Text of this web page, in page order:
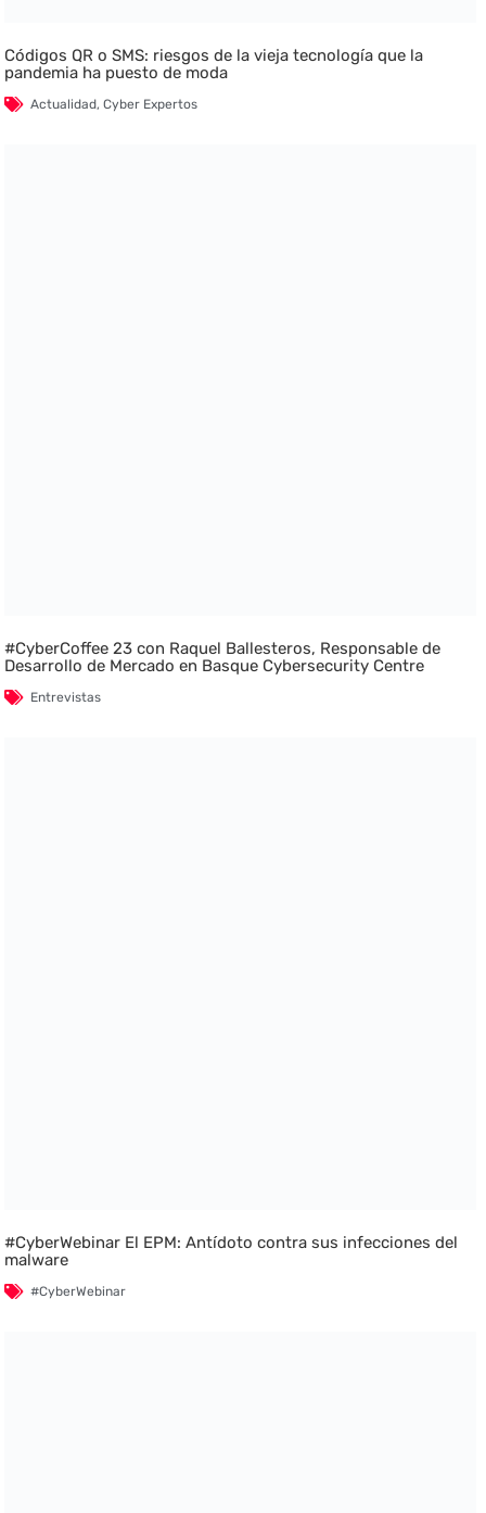
Códigos QR o SMS: riesgos de la vieja tecnología que la
pandemia ha puesto de moda
Actualidad,Cyber Expertos
#CyberCoffee 23 con Raquel Ballesteros, Responsable de
Desarrollo de Mercado en Basque Cybersecurity Centre
Entrevistas
#CyberWebinar El EPM: Antídoto contra sus infecciones del
malware
#CyberWebinar